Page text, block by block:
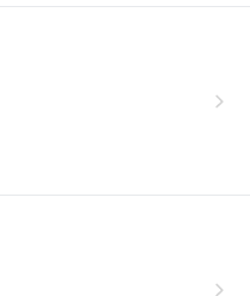
ストホールディングス
キャ
ング株式会社
ＳＢＩホールディングス株
社